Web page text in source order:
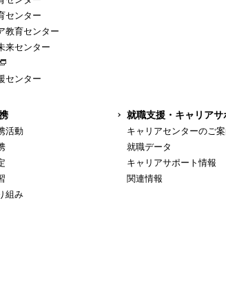
センター
教育センター
来センター
センター
活動
組み
就職支援・キャリアサ
キャリアセンターのご
就職データ
キャリアサポート情報
関連情報